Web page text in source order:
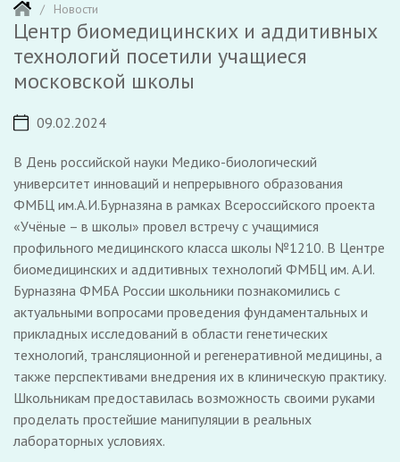
Новости
Центр биомедицинских и аддитивных
технологий посетили учащиеся
московской школы
09.02.2024
В День российской науки Медико-биологический
университет инноваций и непрерывного образования
ФМБЦ им.А.И.Бурназяна в рамках Всероссийского проекта
«Учёные – в школы» провел встречу с учащимися
профильного медицинского класса школы №1210. В Центре
биомедицинских и аддитивных технологий ФМБЦ им. А.И.
Бурназяна ФМБА России школьники познакомились с
актуальными вопросами проведения фундаментальных и
прикладных исследований в области генетических
технологий, трансляционной и регенеративной медицины, а
также перспективами внедрения их в клиническую практику.
Школьникам предоставилась возможность своими руками
проделать простейшие манипуляции в реальных
лабораторных условиях.